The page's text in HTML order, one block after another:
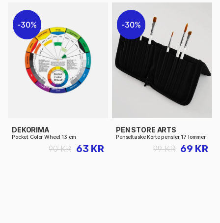
30%
DEKORIMA
Pocket Color Wheel 13 cm
63 KR
90 KR
30%
PEN STORE ARTS
Penseltaske Korte pensler 17 lommer
69 KR
99 KR